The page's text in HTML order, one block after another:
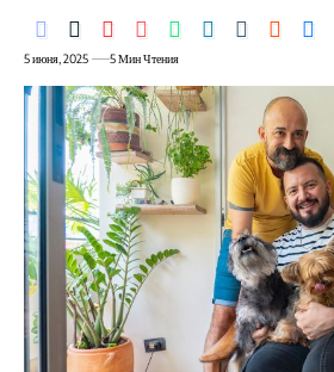
5 июня, 2025 5 Мин Чтения